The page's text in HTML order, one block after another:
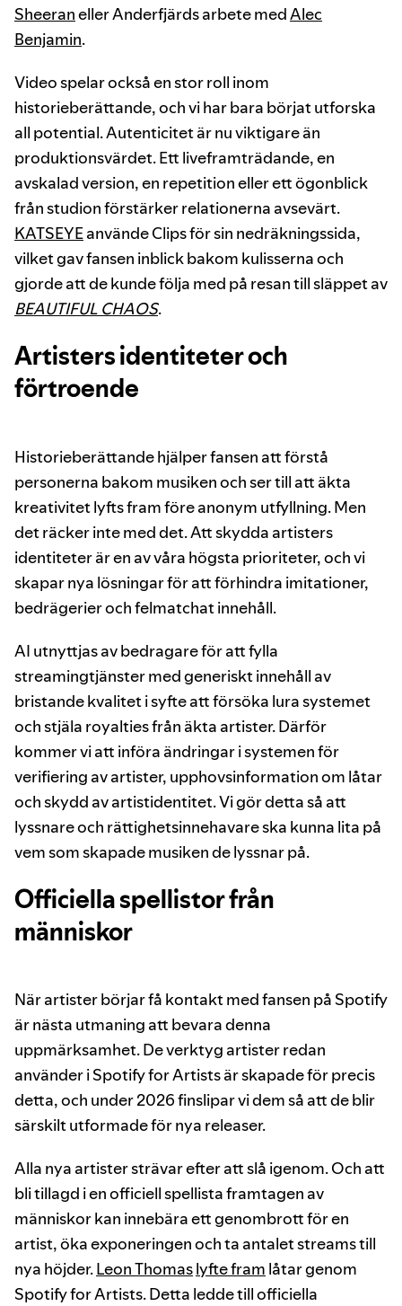
Sheeraneller Anderfjärds arbete medAlec
Benjamin.
Video spelar också en stor roll inom
historieberättande, och vi har bara börjat utforska
all potential. Autenticitet är nu viktigare än
produktionsvärdet. Ett liveframträdande, en
avskalad version, en repetition eller ett ögonblick
från studion förstärker relationerna avsevärt.
KATSEYEanvände Clips för sin nedräkningssida,
vilket gav fansen inblick bakom kulisserna och
gjorde att de kunde följa med på resan till släppet av
BEAUTIFUL CHAOS.
Artisters identiteter och
förtroende
Historieberättande hjälper fansen att förstå
personerna bakom musiken och ser till att äkta
kreativitet lyfts fram före anonym utfyllning. Men
det räcker inte med det. Att skydda artisters
identiteter är en av våra högsta prioriteter, och vi
skapar nya lösningar för att förhindra imitationer,
bedrägerier och felmatchat innehåll.
AI utnyttjas av bedragare för att fylla
streamingtjänster med generiskt innehåll av
bristande kvalitet i syfte att försöka lura systemet
och stjäla royalties från äkta artister. Därför
kommer vi att införa ändringar i systemen för
verifiering av artister, upphovsinformation om låtar
och skydd av artistidentitet. Vi gör detta så att
lyssnare och rättighetsinnehavare ska kunna lita på
vem som skapade musiken de lyssnar på.
Officiella spellistor från
människor
När artister börjar få kontakt med fansen på Spotify
är nästa utmaning att bevara denna
uppmärksamhet. De verktyg artister redan
använder i Spotify for Artists är skapade för precis
detta, och under 2026 finslipar vi dem så att de blir
särskilt utformade för nya releaser.
Alla nya artister strävar efter att slå igenom. Och att
bli tillagd i en officiell spellista framtagen av
människor kan innebära ett genombrott för en
artist, öka exponeringen och ta antalet streams till
nya höjder.Leon Thomaslyfte fram låtar genom
Spotify for Artists. Detta ledde till officiella